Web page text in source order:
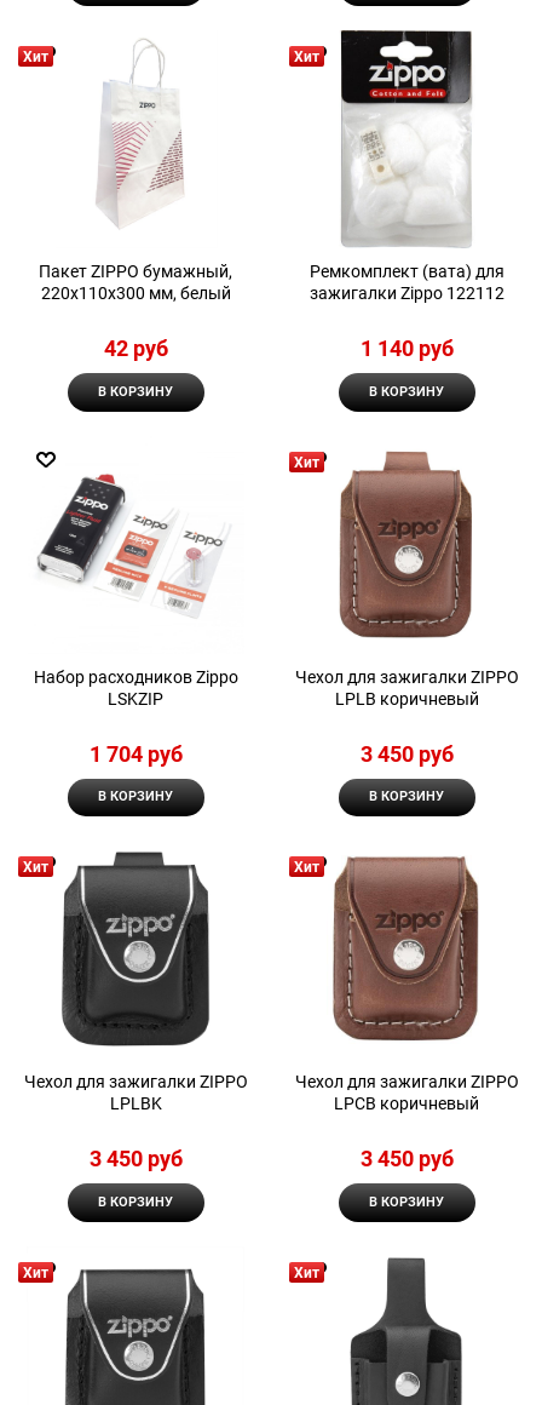
Хит
Пакет ZIPPO бумажный,
220x110x300 мм, белый
42 руб
В КОРЗИНУ
Хит
Ремкомплект (вата) для
зажигалки Zippo 122112
1 140 руб
В КОРЗИНУ
Набор расходников Zippo
LSKZIP
1 704 руб
В КОРЗИНУ
Хит
Чехол для зажигалки ZIPPO
LPLB коричневый
3 450 руб
В КОРЗИНУ
Хит
Чехол для зажигалки ZIPPO
LPLBK
3 450 руб
В КОРЗИНУ
Хит
Чехол для зажигалки ZIPPO
LPCB коричневый
3 450 руб
В КОРЗИНУ
Хит Хит